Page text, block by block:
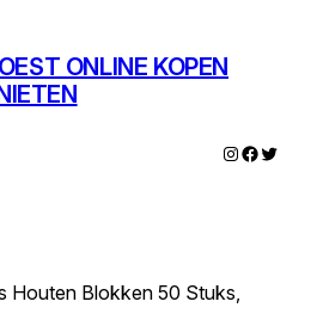
ONLINE KOPEN
Instagram
Twitter
Houten Blokken 50 Stuks,